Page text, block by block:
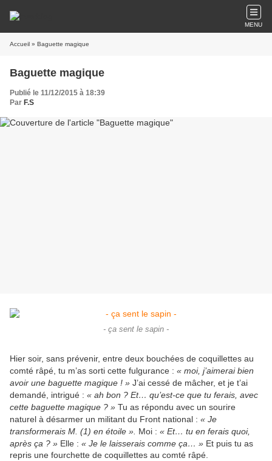
MENU
Accueil » Baguette magique
Baguette magique
Publié le 11/12/2015 à 18:39
Par F.S
- ça sent le sapin -
Hier soir, sans prévenir, entre deux bouchées de coquillettes au
comté râpé, tu m’as sorti cette fulgurance : « moi, j’aimerai bien
avoir une baguette magique ! » J’ai cessé de mâcher, et je t’ai
demandé, intrigué : « ah bon ? Et… qu’est-ce que tu ferais, avec
cette baguette magique ? » Tu as répondu avec un sourire
naturel à désarmer un militant du Front national : « Je
transformerais M. (1) en étoile ». Moi : « Et… tu en ferais quoi,
après ça ? » Elle : « Je le laisserais comme ça… » Et puis tu as
repris une fourchette de coquillettes au comté râpé.